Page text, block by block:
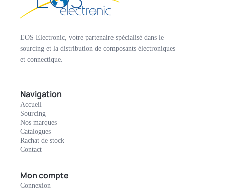
EOS Electronic, votre partenaire spécialisé dans le
sourcing et la distribution de composants électroniques
et connectique.
Navigation
Accueil
Sourcing
Nos marques
Catalogues
Rachat de stock
Contact
Mon compte
Connexion